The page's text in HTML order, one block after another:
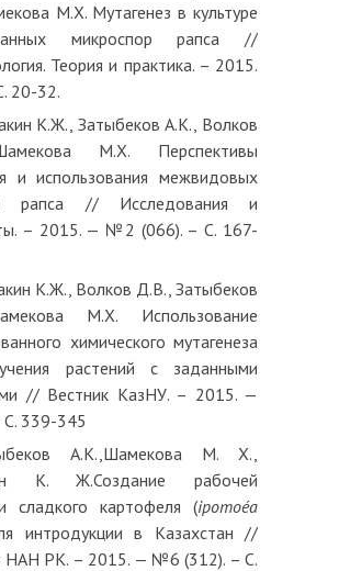
М.Х. Мутагенез в культуре
микроспор рапса //
Теория и практика. – 2015.
20-32.
К.Ж., Затыбеков А.К., Волков
М.Х. Перспективы
и использования межвидовых
рапса // Исследования и
– 2015. — №2 (066). – С. 167-
К.Ж., Волков Д.В., Затыбеков
М.Х. Использование
химического мутагенеза
растений с заданными
// Вестник КазНУ. – 2015. —
339-345
А.К.,Шамекова М. Х.,
К. Ж.Создание рабочей
сладкого картофеля (ipomoéa
интродукции в Казахстан //
НАН РК. – 2015. — №6 (312). – С.